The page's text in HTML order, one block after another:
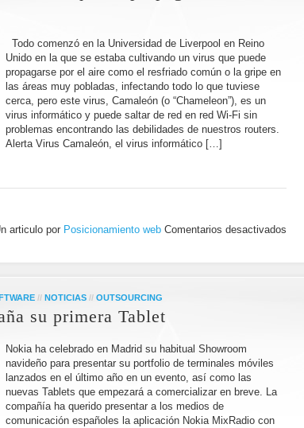
Todo comenzó en la Universidad de Liverpool en Reino
Unido en la que se estaba cultivando un virus que puede
propagarse por el aire como el resfriado común o la gripe en
las áreas muy pobladas, infectando todo lo que tuviese
cerca, pero este virus, Camaleón (o “Chameleon”), es un
virus informático y puede saltar de red en red Wi-Fi sin
problemas encontrando las debilidades de nuestros routers.
Alerta Virus Camaleón, el virus informático […]
articulo por Posicionamiento web Comentarios desactivados
// NOTICIAS // OUTSOURCING
su primera Tablet
Nokia ha celebrado en Madrid su habitual Showroom
navideño para presentar su portfolio de terminales móviles
lanzados en el último año en un evento, así como las
nuevas Tablets que empezará a comercializar en breve. La
compañía ha querido presentar a los medios de
comunicación españoles la aplicación Nokia MixRadio con